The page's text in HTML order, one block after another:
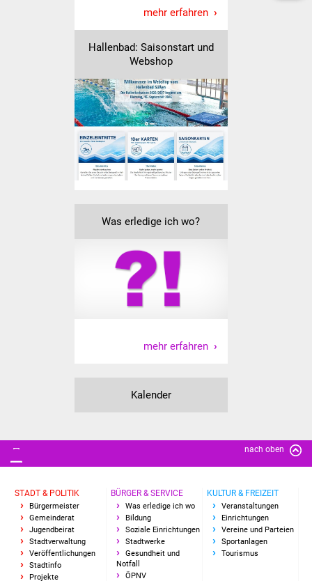
Ältere
Pflegeheim
Familien
Familientreff
Schülerferienprogramm
Migration und Integration
Freundeskreis Asyl
Wohnen
Wirtschaft
Haushalt & Infos
Wirtschaftsförderung
mehr erfahren
Hallenbad: Saisonstart und
Webshop
Was erledige ich wo?
mehr erfahren
Kalender
nach oben
STADT & POLITIK
Bürgermeister
Gemeinderat
Jugendbeirat
Stadtverwaltung
Veröffentlichungen
Stadtinfo
Projekte
BÜRGER & SERVICE
Was erledige ich wo
Bildung
Soziale Einrichtungen
Stadtwerke
Gesundheit und
Notfall
ÖPNV
KULTUR & FREIZEIT
Veranstaltungen
Einrichtungen
Vereine und Parteien
Sportanlagen
Tourismus